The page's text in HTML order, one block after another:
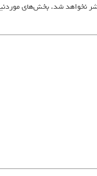
نخواهد شد.بخش‌های